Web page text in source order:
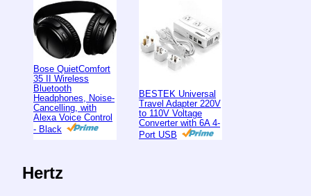
Bose QuietComfort
35 II Wireless
Bluetooth
Headphones, Noise-
Cancelling, with
Alexa Voice Control
- Black
BESTEK Universal
Travel Adapter 220V
to 110V Voltage
Converter with 6A 4-
Port USB
Hertz